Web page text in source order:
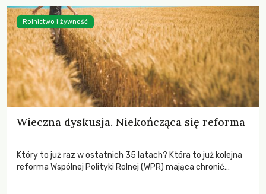
Wieczna dyskusja. Niekończąca się reforma
Który to już raz w ostatnich 35 latach? Która to już kolejna
reforma Wspólnej Polityki Rolnej (WPR) mająca chronić
Rolnictwo i żywność